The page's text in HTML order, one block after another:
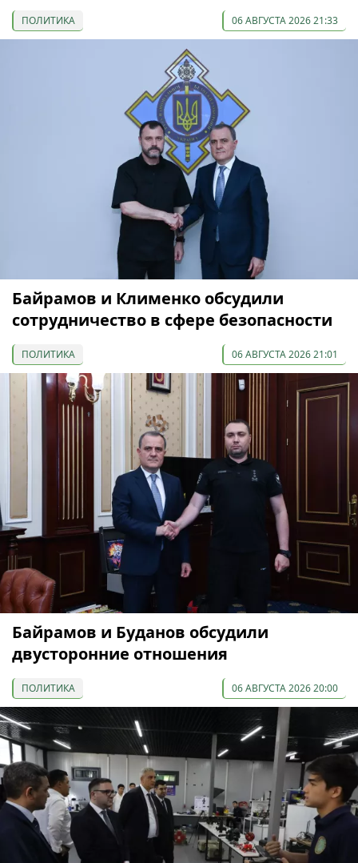
ПОЛИТИКА 06 АВГУСТА 2026 21:33
Байрамов и Клименко обсудили
сотрудничество в сфере безопасности
ПОЛИТИКА 06 АВГУСТА 2026 21:01
Байрамов и Буданов обсудили
двусторонние отношения
ПОЛИТИКА 06 АВГУСТА 2026 20:00